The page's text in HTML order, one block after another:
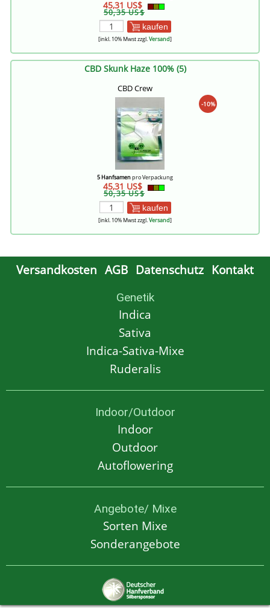
45,31 US$
50,35 US$
kaufen
[inkl. 10% Mwst zzgl.Versand]
CBD Skunk Haze 100% (5)
CBD Crew
-10%
5 Hanfsamenpro Verpackung
45,31 US$
50,35 US$
kaufen
[inkl. 10% Mwst zzgl.Versand]
Versandkosten AGB Datenschutz Kontakt
Genetik
Indica
Sativa
Indica-Sativa-Mixe
Ruderalis
Indoor/Outdoor
Indoor
Outdoor
Autoflowering
Angebote/ Mixe
Sorten Mixe
Sonderangebote